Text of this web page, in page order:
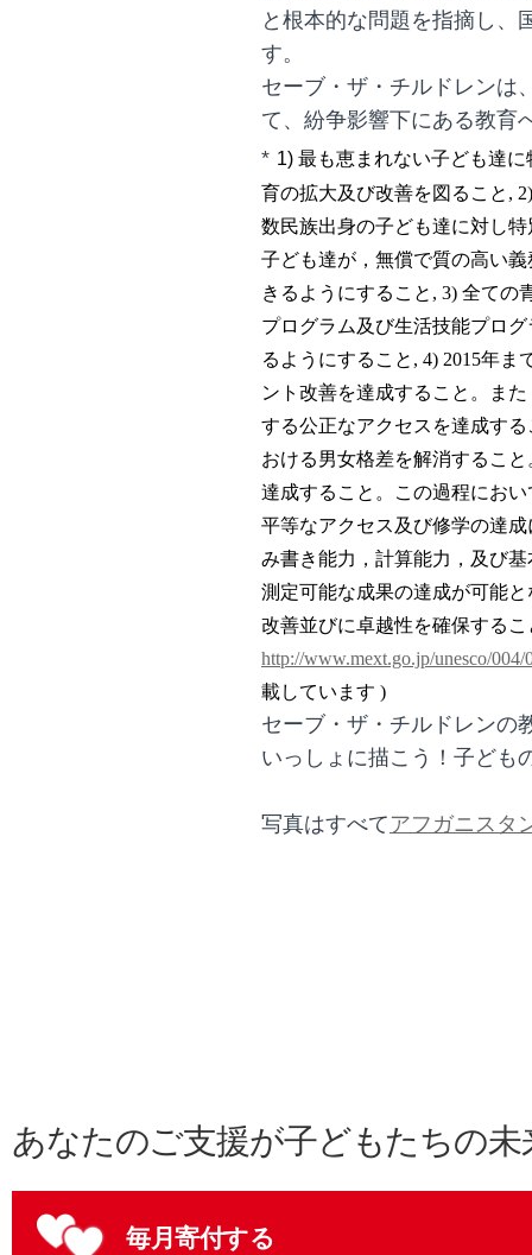
と根本的な問題を指摘し、
す。
セーブ・ザ・チルドレンは
て、紛争影響下にある教育
* 1) 最も恵まれない子ども達
育の拡大及び改善を図ること ,
数民族出身の子ども達に対し
子ども達が，無償で質の高い
きるようにすること , 3) 全ての
プログラム及び生活技能プロ
るようにすること , 4) 2015年ま
ント改善を達成すること。ま
する公正なアクセスを達成する
おける男女格差を解消すること
達成すること。この過程にお
平等なアクセス及び修学の達
み書き能力，計算能力，及び
測定可能な成果の達成が可能
改善並びに卓越性を確保するこ
http://www.mext.go.jp/unesco/004/
載しています )
セーブ・ザ・チルドレンの
いっしょに描こう！子ども
写真はすべてアフガニスタ
あなたのご支援が子どもたちの
毎月寄付する